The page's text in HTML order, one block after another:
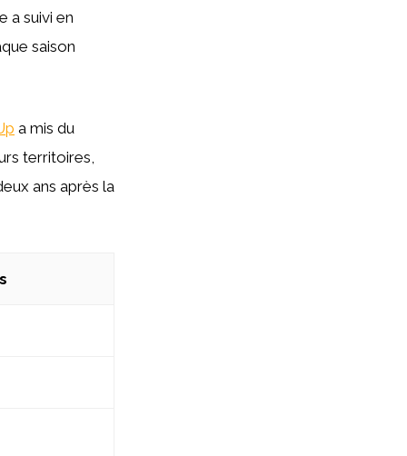
a suivi en
saison
a mis du
territoires,
ans après la